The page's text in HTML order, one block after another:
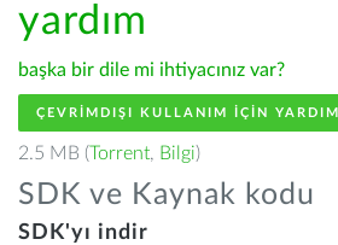
yardım
başka bir dile mi ihtiyacınız var?
ÇEVRIMDIŞI KULLANIM IÇIN YARDIM
2.5 MB (Torrent, Bilgi)
SDK ve Kaynak kodu
SDK'yı indir